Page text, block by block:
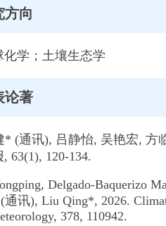
方向
化学；土壤生态学
论著
* (通讯), 吕静怡, 吴艳宏, 方
63(1), 120-134.
Delgado-Baquerizo
讯), Liu Qing*, 2026.
378, 110942.